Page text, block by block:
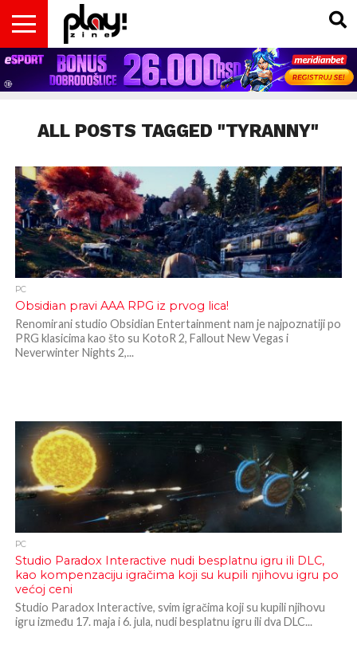
VESTI
MAGAZIN
PLAY!RETRO
PLAY!CAST
PLAY!CON
PLAY!BIZ
INSIDER
OPISI
IGARA
DOMAĆA
SCENA
INTERVJUI
GADGETS
FILM
& TV
KOLUMNE
ALL POSTS TAGGED "TYRANNY"
PC
Obsidian pravi AAA RPG iz prvog lica!
Renomirani studio Obsidian Entertainment nam je najpoznatiji po
PRG klasicima kao što su KotoR 2, Fallout New Vegas i
Neverwinter Nights 2,...
PC
Studio Paradox Interactive nudi besplatnu igru ili DLC,
kao kompenzaciju igračima koji su kupili njihovu igru po
većoj ceni
Studio Paradox Interactive, svim igračima koji su kupili njihovu
igru između 17. maja i 6. jula, nudi besplatnu igru ili dva DLC...